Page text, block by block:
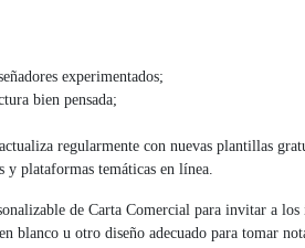
experimentados;
bien pensada;
regularmente con nuevas plantillas
y plataformas temáticas en línea.
de Carta Comercial para invitar a
blanco u otro diseño adecuado para tomar